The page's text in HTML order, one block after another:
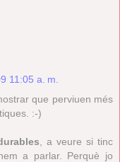
11:05 a. m.
que perviuen més
:-)
, a veure si tinc
a parlar. Perquè jo